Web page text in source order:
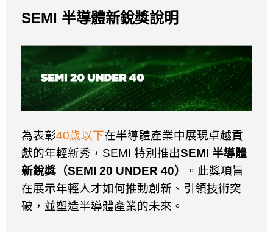
SEMI 半導體新銳獎說明
為表彰40歲以下在半導體產業中展現卓越貢
獻的年輕新秀 ， SEMI 特別推出SEMI 半導體
新銳獎（SEMI 20 UNDER 40）
。此獎項旨
在展示年輕人才如何推動創新、引領技術突
破，並塑造半導體產業的未來。